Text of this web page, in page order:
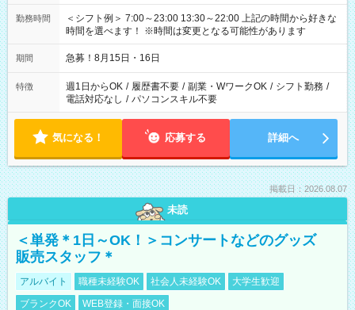
勤務時間
＜シフト例＞ 7:00～23:00 13:30～22:00 上記の時間から好きな
時間を選べます！ ※時間は変更となる可能性があります
期間 急募！8月15日・16日
特徴 週1日からOK / 履歴書不要 / 副業・WワークOK / シフト勤務 /
電話対応なし / パソコンスキル不要
気になる！ 応募する 詳細へ
掲載日：2026.08.07
未読
＜単発＊1日～OK！＞コンサートなどのグッズ
販売スタッフ＊
アルバイト 職種未経験OK 社会人未経験OK
大学生歓迎
ブランクOK
WEB登録・面接OK